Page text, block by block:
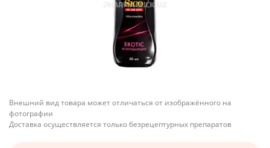
Внешний вид товара может отличаться от изображённого на
фотографии
Доставка осуществляется только безрецептурных препаратов